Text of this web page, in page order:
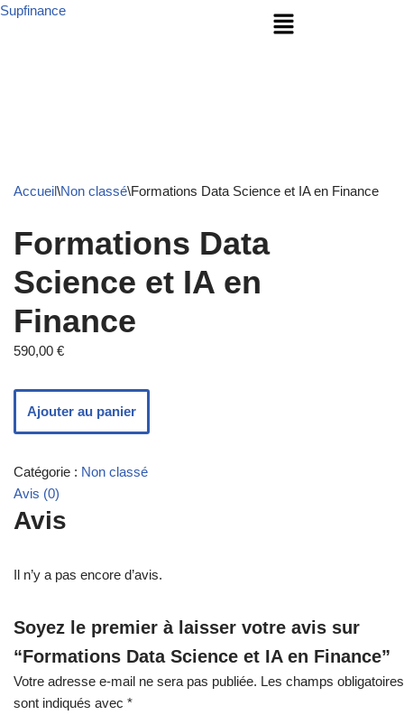
Supfinance
Accueil\Non classé\Formations Data Science et IA en Finance
Formations Data
Science et IA en
Finance
590,00 €
Ajouter au panier
Catégorie : Non classé
Avis (0)
Avis
Il n’y a pas encore d’avis.
Soyez le premier à laisser votre avis sur
“Formations Data Science et IA en Finance”
Votre adresse e-mail ne sera pas publiée. Les champs obligatoires
sont indiqués avec *